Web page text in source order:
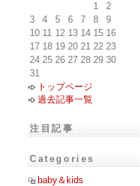
1
2
3
4 5 6 7 8
9
10 11 12 13 14 15 16
17 18 19 20 21 22 23
24 25 26 27 28 29 30
31
トップページ
過去記事一覧
注目記事
Categories
baby＆kids